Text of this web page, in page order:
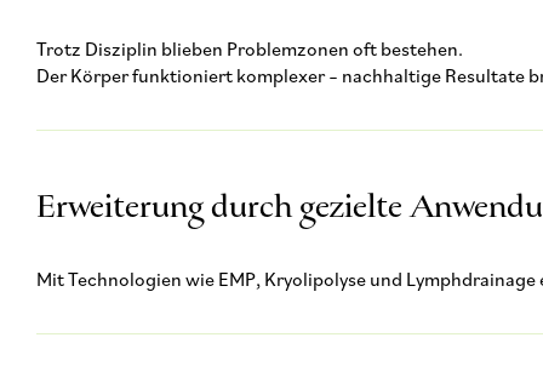
Trotz Disziplin blieben Problemzonen oft bestehen.
Der Körper funktioniert komplexer – nachhaltige Resultate
Erweiterung durch gezielte
Mit Technologien wie EMP, Kryolipolyse und